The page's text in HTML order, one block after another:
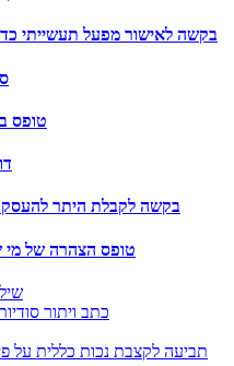
בקשה לאישור מפעל תעשייתי כדי
טופס
בקשה לקבלת היתר
טופס הצהרה של מי
כתב ויתור סודיות
תביעה לקצבת נכות כללית על פי